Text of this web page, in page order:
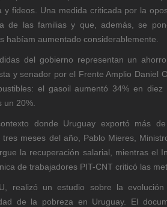
y fideos. Una medida criticada por la
de las familias y que, además, se
habíam aumentado considerablemente.
del gobierno representan un
y senador por el Frente Amplio Daniel
el gasoil aumentó 34% en
un 20%.
donde Uruguay exportó más
tres meses del año, Pablo Mieres,
la recuperación salarial, mientras el
de trabajadores PIT-CNT criticó las
realizó un estudio sobre la
de la pobreza en Uruguay. El